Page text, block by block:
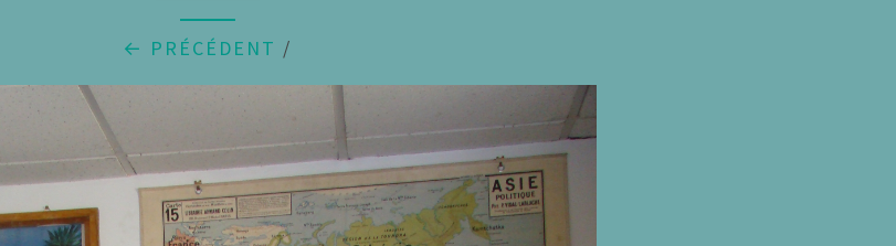
← PRÉCÉDENT /